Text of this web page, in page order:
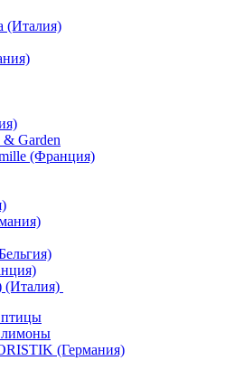
(Италия)
Garden
(Франция)
(Италия)
(Германия)